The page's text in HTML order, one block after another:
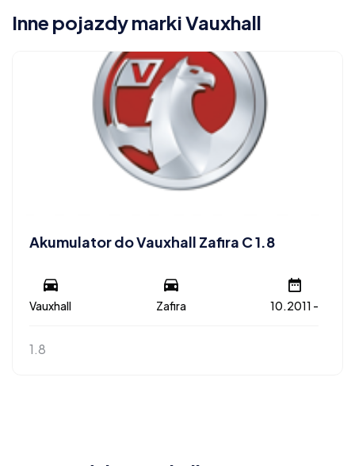
Inne pojazdy marki Vauxhall
Akumulator do Vauxhall Zafira C 1.8
Vauxhall Zafira 10.2011 -
1.8